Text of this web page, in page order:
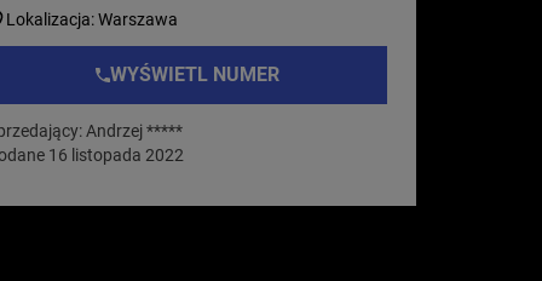
Lokalizacja: Warszawa
WYŚWIETL NUMER
Andrzej *****
16 listopada 2022